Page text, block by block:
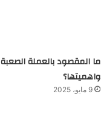
ما المقصود بالعملة الصعبة
واهميتها؟
9 مايو، 2025